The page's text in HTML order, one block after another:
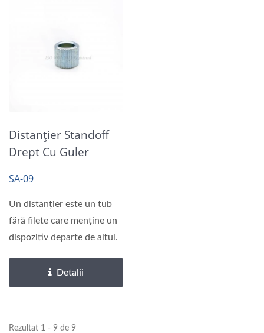
Distanțier Standoff
Drept Cu Guler
SA-09
Un distanțier este un tub
fără filete care menține un
dispozitiv departe de altul.
Detalii
Rezultat 1 - 9 de 9